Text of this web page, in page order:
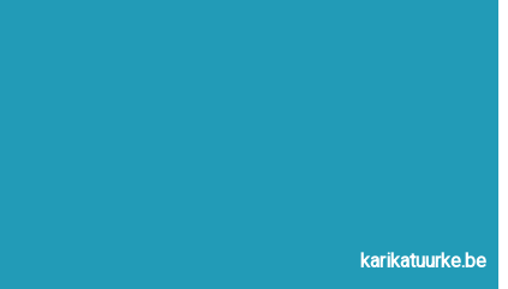
karikatuurke.be